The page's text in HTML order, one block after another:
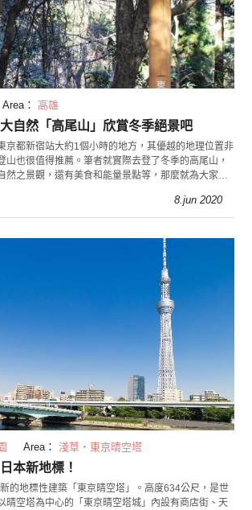
Area： 高雄
自然「高尾山」欣賞冬季絕景吧
京都新宿站大約1個小時的地方，其優越的地理位置非
山也很值得推薦。筆者就實際去登了冬季的高尾山，
然之景觀，還有美食和能量景點等，那麼就為大家介
8.jun 2020
Area： 淺草・東京晴空塔
本新地標！
的地標性建築「東京晴空塔」。高度634公尺，是世
晴空塔為中心的「東京晴空塔城」內設有商店街、天